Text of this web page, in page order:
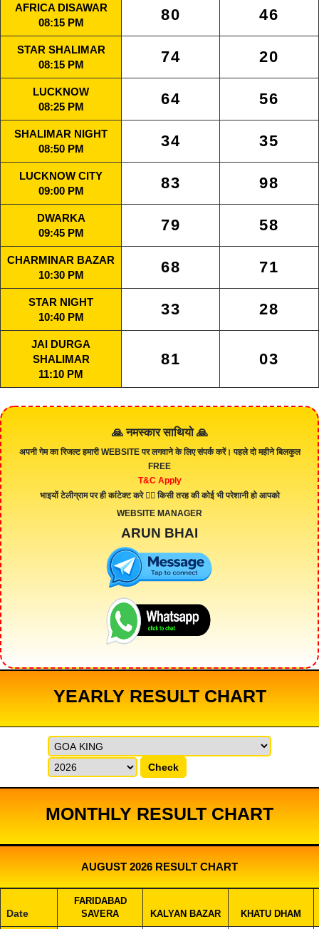
AFRICA DISAWAR
08:15 PM
80 46
STAR SHALIMAR
08:15 PM
74 20
LUCKNOW
08:25 PM
64 56
SHALIMAR NIGHT
08:50 PM
34 35
LUCKNOW CITY
09:00 PM
83 98
DWARKA
09:45 PM
79 58
CHARMINAR BAZAR
10:30 PM
68 71
STAR NIGHT
10:40 PM
33 28
JAI DURGA
SHALIMAR
11:10 PM
81 03
🙏 नमस्कार साथियो 🙏
अपनी गेम का रिजल्ट हमारीWEBSITEपर लगवाने के लिए संपर्क करें। पहले दो महीने बिलकुल
FREE
T&C Apply
भाइयों टेलीग्राम पर ही कांटेक्ट करे 👇🏻 किसी तरह की कोई भी परेशानी हो आपको
WEBSITE MANAGER
ARUN BHAI
YEARLY RESULT CHART
Check
MONTHLY RESULT CHART
AUGUST 2026 RESULT CHART
Date
FARIDABAD
SAVERA
KALYAN BAZAR KHATU DHAM